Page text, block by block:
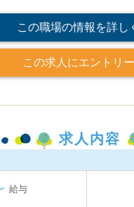
この職場の情報を詳し
この求人にエントリ
求人内容
給与